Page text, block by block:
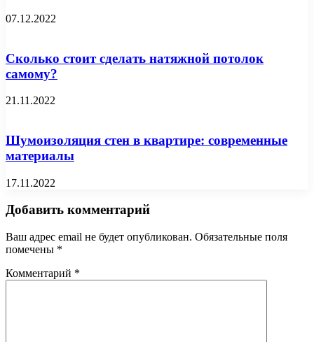
07.12.2022
Сколько стоит сделать натяжной потолок
самому?
21.11.2022
Шумоизоляция стен в квартире: современные
материалы
17.11.2022
Добавить комментарий
Ваш адрес email не будет опубликован. Обязательные поля
помечены *
Комментарий *